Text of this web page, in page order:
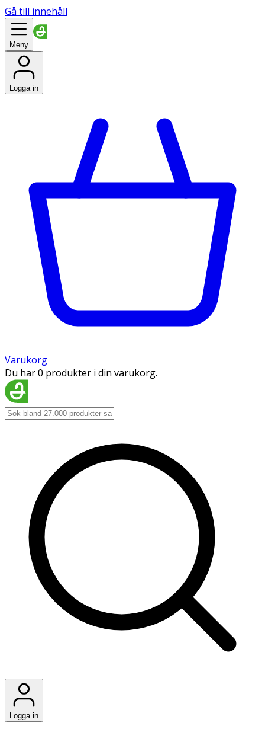
Gå till innehåll
Meny
Logga in
Varukorg
Du har 0 produkter i din varukorg.
Logga in